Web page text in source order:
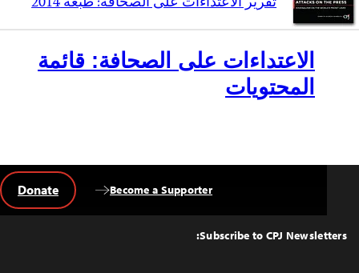
الاعتداءات على الصحافة: قائمة
المحتويات
Top
Subscribe to CPJ Newsletters:
Become a Supporter
Donate